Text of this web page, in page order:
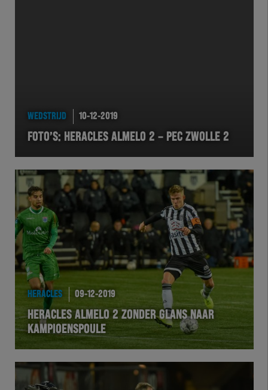
Academie
WEDSTRIJD 10-12-2019
FOTO’S: HERACLES ALMELO 2 – PEC ZWOLLE 2
HERACLES 09-12-2019
HERACLES ALMELO 2 ZONDER GLANS NAAR
KAMPIOENSPOULE